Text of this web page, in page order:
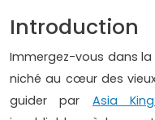
Introduction
Immergez-vous dans
niché au cœur des
guider par Asia